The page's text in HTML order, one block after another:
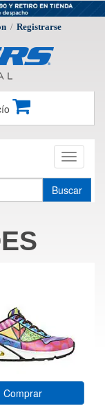
/ Registrarse
Toggle
Buscar
Comprar